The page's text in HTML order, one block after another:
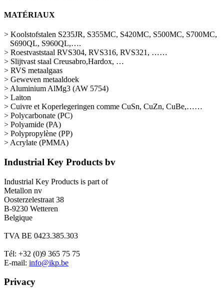
MATÉRIAUX
> Koolstofstalen S235JR, S355MC, S420MC, S500MC, S700MC,
S690QL, S960QL,….
> Roestvaststaal RVS304, RVS316, RVS321, ……
> Slijtvast staal Creusabro,Hardox, …
> RVS metaalgaas
> Geweven metaaldoek
> Aluminium AlMg3 (AW 5754)
> Laiton
> Cuivre et Koperlegeringen comme CuSn, CuZn, CuBe,……
> Polycarbonate (PC)
> Polyamide (PA)
> Polypropylène (PP)
> Acrylate (PMMA)
Industrial Key Products bv
Industrial Key Products is part of
Metallon nv
Oosterzelestraat 38
B-9230 Wetteren
Belgique
TVA BE 0423.385.303
Tél: +32 (0)9 365 75 75
E-mail: info@ikp.be
Privacy